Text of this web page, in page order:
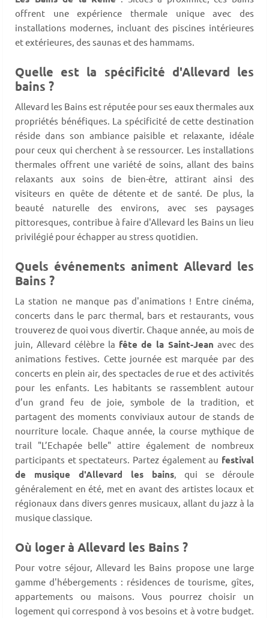
offrent une expérience thermale unique avec des
installations modernes, incluant des piscines intérieures
et extérieures, des saunas et des hammams.
Quelle est la spécificité d'Allevard les
bains ?
Allevard les Bains est réputée pour ses eaux thermales aux
propriétés bénéfiques. La spécificité de cette destination
réside dans son ambiance paisible et relaxante, idéale
pour ceux qui cherchent à se ressourcer. Les installations
thermales offrent une variété de soins, allant des bains
relaxants aux soins de bien-être, attirant ainsi des
visiteurs en quête de détente et de santé. De plus, la
beauté naturelle des environs, avec ses paysages
pittoresques, contribue à faire d'Allevard les Bains un lieu
privilégié pour échapper au stress quotidien.
Quels événements animent Allevard les
Bains ?
La station ne manque pas d'animations ! Entre cinéma,
concerts dans le parc thermal, bars et restaurants, vous
trouverez de quoi vous divertir. Chaque année, au mois de
juin, Allevard célèbre la fête de la Saint-Jean avec des
animations festives. Cette journée est marquée par des
concerts en plein air, des spectacles de rue et des activités
pour les enfants. Les habitants se rassemblent autour
d’un grand feu de joie, symbole de la tradition, et
partagent des moments conviviaux autour de stands de
nourriture locale. Chaque année, la course mythique de
trail "L’Echapée belle" attire également de nombreux
participants et spectateurs. Partez également au festival
de musique d'Allevard les bains, qui se déroule
généralement en été, met en avant des artistes locaux et
régionaux dans divers genres musicaux, allant du jazz à la
musique classique.
Où loger à Allevard les Bains ?
Pour votre séjour, Allevard les Bains propose une large
gamme d'hébergements : résidences de tourisme, gîtes,
appartements ou maisons. Vous pourrez choisir un
logement qui correspond à vos besoins et à votre budget.